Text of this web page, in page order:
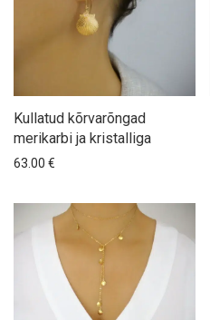
Kullatud kõrvarõngad
merikarbi ja kristalliga
63.00 €